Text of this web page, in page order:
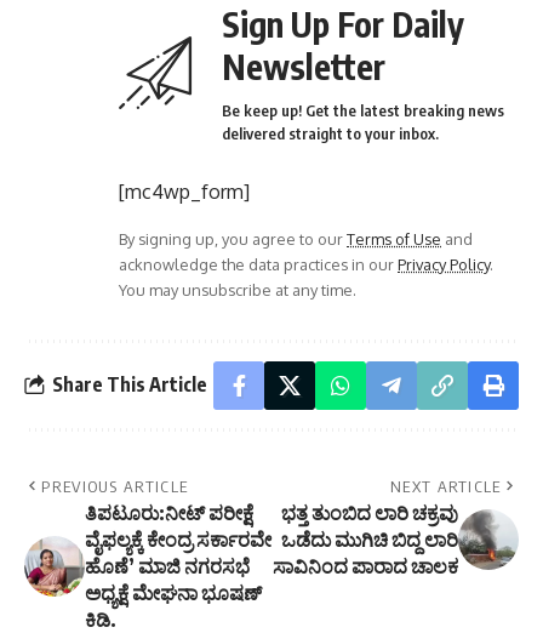
Sign Up For Daily
Newsletter
Be keep up! Get the latest breaking news
delivered straight to your inbox.
[mc4wp_form]
By signing up, you agree to ourTerms of Use and
acknowledge the data practices in ourPrivacy Policy.
You may unsubscribe at any time.
Share This Article
PREVIOUS ARTICLE
ತಿಪಟೂರು:ನೀಟ್ ಪರೀಕ್ಷೆ
ವೈಫಲ್ಯಕ್ಕೆ ಕೇಂದ್ರ ಸರ್ಕಾರವೇ
ಹೊಣೆ’ ಮಾಜಿ ನಗರಸಭೆ
ಅಧ್ಯಕ್ಷೆ ಮೇಘನಾ ಭೂಷಣ್
ಕಿಡಿ.
NEXT ARTICLE
ಭತ್ತ ತುಂಬಿದ ಲಾರಿ ಚಕ್ರವು
ಒಡೆದು ಮುಗಿಚಿ ಬಿದ್ದ ಲಾರಿ
ಸಾವಿನಿಂದ ಪಾರಾದ ಚಾಲಕ